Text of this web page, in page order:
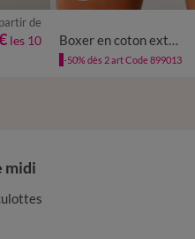
54/56 de
les 10
54/56
Boxer en coton extensible uni – Lot de 10
-50% dès 2 art Code 899013
midi